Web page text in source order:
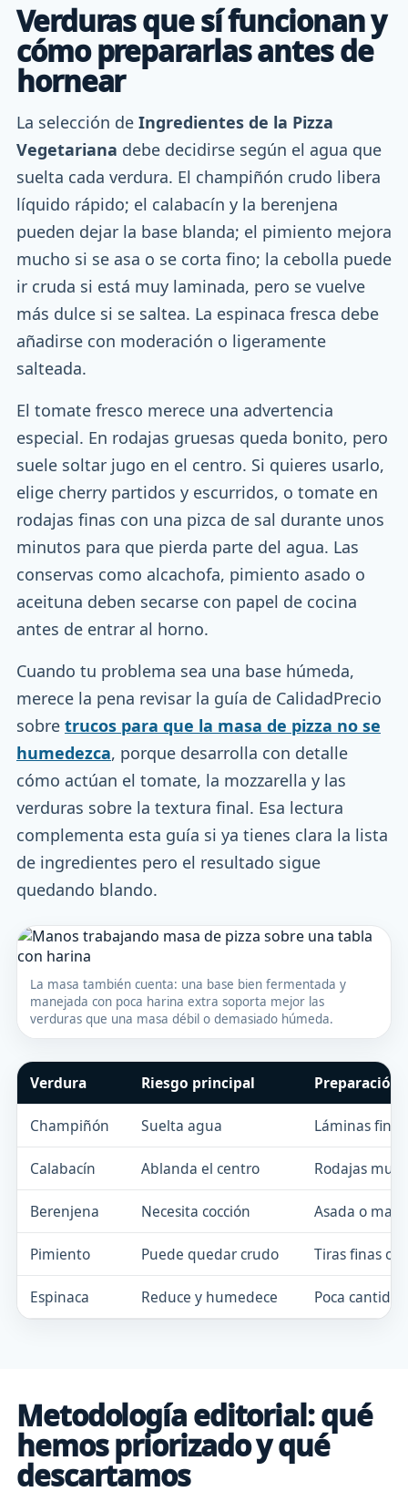
Verduras que sí funcionan y
cómo prepararlas antes de
hornear
La selección de Ingredientes de la Pizza
Vegetariana debe decidirse según el agua que
suelta cada verdura. El champiñón crudo libera
líquido rápido; el calabacín y la berenjena
pueden dejar la base blanda; el pimiento mejora
mucho si se asa o se corta fino; la cebolla puede
ir cruda si está muy laminada, pero se vuelve
más dulce si se saltea. La espinaca fresca debe
añadirse con moderación o ligeramente
salteada.
El tomate fresco merece una advertencia
especial. En rodajas gruesas queda bonito, pero
suele soltar jugo en el centro. Si quieres usarlo,
elige cherry partidos y escurridos, o tomate en
rodajas finas con una pizca de sal durante unos
minutos para que pierda parte del agua. Las
conservas como alcachofa, pimiento asado o
aceituna deben secarse con papel de cocina
antes de entrar al horno.
Cuando tu problema sea una base húmeda,
merece la pena revisar la guía de CalidadPrecio
sobre trucos para que la masa de pizza no se
humedezca, porque desarrolla con detalle
cómo actúan el tomate, la mozzarella y las
verduras sobre la textura final. Esa lectura
complementa esta guía si ya tienes clara la lista
de ingredientes pero el resultado sigue
quedando blando.
La masa también cuenta: una base bien fermentada y
manejada con poca harina extra soporta mejor las
verduras que una masa débil o demasiado húmeda.
Verdura Riesgo principal Preparación
Champiñón Suelta agua Láminas
Calabacín Ablanda el centro Rodajas muy
Berenjena Necesita cocción Asada o
Pimiento Puede quedar crudo Tiras finas o
Espinaca Reduce y humedece Poca
Metodología editorial: qué
hemos priorizado y qué
descartamos